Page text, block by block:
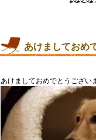
あけましておめ
あけましておめでとうござい